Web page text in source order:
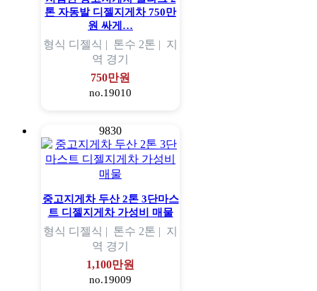
톤 자동발 디젤지게차 750만
원 싸게…
형식 디젤식 | 톤수 2톤 | 지
역 경기
750만원
no.19010
9830
중고지게차 두산 2톤 3단마스
트 디젤지게차 가성비 매물
형식 디젤식 | 톤수 2톤 | 지
역 경기
1,100만원
no.19009